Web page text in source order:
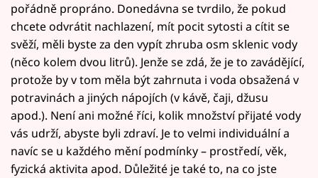
pořádně propráno. Donedávna se tvrdilo, že pokud
chcete odvrátit nachlazení, mít pocit sytosti a cítit se
svěží, měli byste za den vypít zhruba osm sklenic vody
(něco kolem dvou litrů). Jenže se zdá, že je to zavádějící,
protože by v tom měla být zahrnuta i voda obsažená v
potravinách a jiných nápojích (v kávě, čaji, džusu
apod.). Není ani možné říci, kolik množství přijaté vody
vás udrží, abyste byli zdraví. Je to velmi individuální a
navíc se u každého mění podmínky – prostředí, věk,
fyzická aktivita apod. Důležité je také to, na co jste